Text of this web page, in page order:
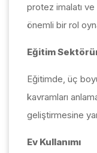
protez imalatı
önemli bir rol
Eğitim
Eğitimde, üç
kavramları
geliştirmesine
Ev Kullanımı